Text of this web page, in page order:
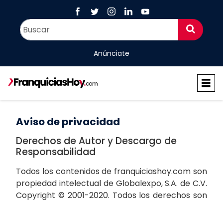
Anúnciate
Aviso de privacidad
Derechos de Autor y Descargo de
Responsabilidad
Todos los contenidos de franquiciashoy.com son
propiedad intelectual de Globalexpo, S.A. de C.V.
Copyright © 2001-2020. Todos los derechos son